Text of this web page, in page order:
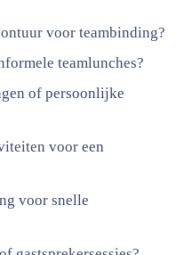
voor teambinding?
teamlunches?
of persoonlijke
voor een
voor snelle